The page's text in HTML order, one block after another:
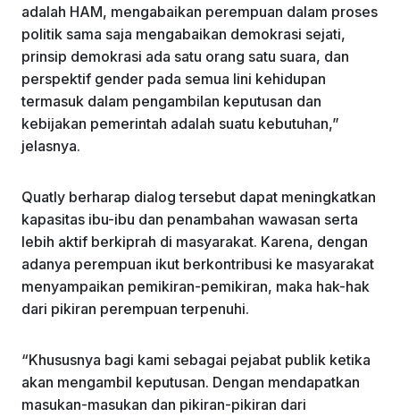
adalah HAM, mengabaikan perempuan dalam proses
politik sama saja mengabaikan demokrasi sejati,
prinsip demokrasi ada satu orang satu suara, dan
perspektif gender pada semua lini kehidupan
termasuk dalam pengambilan keputusan dan
kebijakan pemerintah adalah suatu kebutuhan,”
jelasnya.
Quatly berharap dialog tersebut dapat meningkatkan
kapasitas ibu-ibu dan penambahan wawasan serta
lebih aktif berkiprah di masyarakat. Karena, dengan
adanya perempuan ikut berkontribusi ke masyarakat
menyampaikan pemikiran-pemikiran, maka hak-hak
dari pikiran perempuan terpenuhi.
“Khususnya bagi kami sebagai pejabat publik ketika
akan mengambil keputusan. Dengan mendapatkan
masukan-masukan dan pikiran-pikiran dari